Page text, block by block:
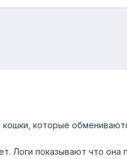
которые
Логи показывают что